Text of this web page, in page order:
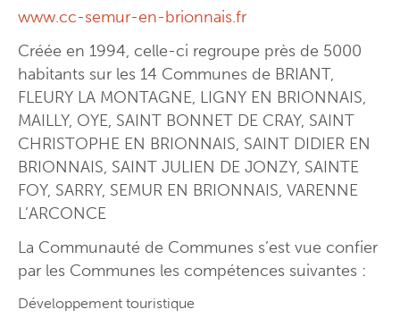
Comptes rendus du conseil municipal
Représentants de la commune dans les organisations et
Vos démarches administratives
Publications à télécharger
Personnel municipal
Salles municipales et espaces publics
Présentation du village
Visites au village
Semur-en-Brionnais – un village médiéval
Semur un des Plus Beaux Villages de France
Bar Restaurant
Visit Semur
Tours of the village
Semur-en-Brionnais – a medieval village
Vivre à Semur
Présentation générale
Entreprises, artisans et commerces
Vie Associative
www.cc-semur-en-brionnais.fr
Créée en 1994, celle-ci regroupe près de 5000
habitants sur les 14 Communes de BRIANT,
FLEURY LA MONTAGNE, LIGNY EN BRIONNAIS,
MAILLY, OYE, SAINT BONNET DE CRAY, SAINT
CHRISTOPHE EN BRIONNAIS, SAINT DIDIER EN
BRIONNAIS, SAINT JULIEN DE JONZY, SAINTE
FOY, SARRY, SEMUR EN BRIONNAIS, VARENNE
L’ARCONCE
La Communauté de Communes s’est vue confier
par les Communes les compétences suivantes :
Développement touristique